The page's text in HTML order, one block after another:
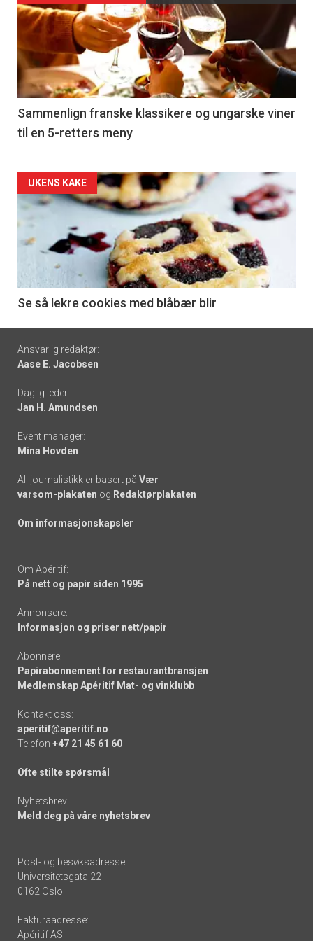
akkurat
nå
-
5
Sammenlign franske klassikere og ungarske viner
til en 5-retters meny
Forsiden
akkurat
nå
6
UKENS KAKE
Se så lekre cookies med blåbær blir
Footer
-
links
Ansvarlig redaktør:
Aase E. Jacobsen
Daglig leder:
Jan H. Amundsen
Event manager:
Mina Hovden
All journalistikk er basert på Vær
varsom-plakaten og Redaktørplakaten
Om informasjonskapsler
Om Apéritif:
På nett og papir siden 1995
Annonsere:
Informasjon og priser nett/papir
Abonnere:
Papirabonnement for restaurantbransjen
Medlemskap Apéritif Mat- og vinklubb
Kontakt oss:
aperitif@aperitif.no
Telefon +47 21 45 61 60
Ofte stilte spørsmål
Nyhetsbrev:
Meld deg på våre nyhetsbrev
Post- og besøksadresse:
Universitetsgata 22
0162 Oslo
Fakturaadresse:
Apéritif AS